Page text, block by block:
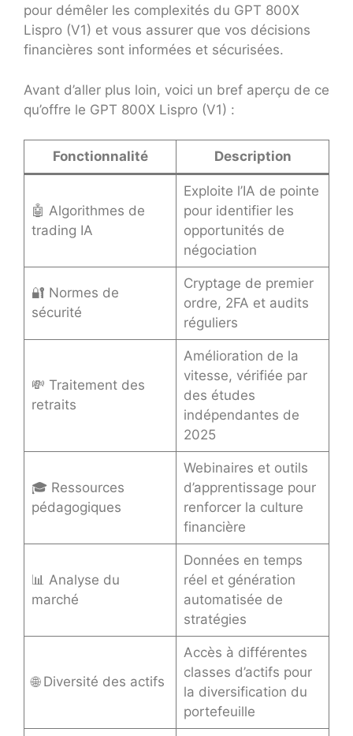
pour démêler les complexités du GPT 800X
Lispro (V1) et vous assurer que vos décisions
financières sont informées et sécurisées.
Avant d’aller plus loin, voici un bref aperçu de ce
qu’offre le GPT 800X Lispro (V1) :
Fonctionnalité Description
🤖 Algorithmes de
trading IA
Exploite l’IA de pointe
pour identifier les
opportunités de
négociation
🔐 Normes de
sécurité
Cryptage de premier
ordre, 2FA et audits
réguliers
💸 Traitement des
retraits
Amélioration de la
vitesse, vérifiée par
des études
indépendantes de
2025
🎓 Ressources
pédagogiques
Webinaires et outils
d’apprentissage pour
renforcer la culture
financière
📊 Analyse du
marché
Données en temps
réel et génération
automatisée de
stratégies
🌐 Diversité des actifs
Accès à différentes
classes d’actifs pour
la diversification du
portefeuille